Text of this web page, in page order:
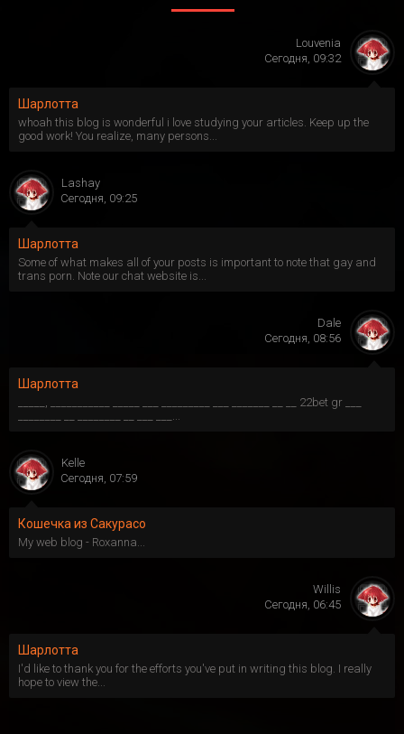
Шарлотта
whoah this blog is wonderful i love studying your articles. Keep up the
good work! You realize, many persons...
Louvenia
Сегодня, 09:32
Шарлотта
Some of what makes all of your posts is important to note that gay and
trans porn. Note our chat website is...
Lashay
Сегодня, 09:25
Шарлотта
_____, ___________ _____ ___ _________ ___ _______ __ __ 22bet gr ___
________ __ ________ __ ___ ___...
Dale
Сегодня, 08:56
Кошечка из Сакурасо
My web blog - Roxanna...
Kelle
Сегодня, 07:59
Шарлотта
I'd like to thank you for the efforts you've put in writing this blog. I really
hope to view the...
Willis
Сегодня, 06:45